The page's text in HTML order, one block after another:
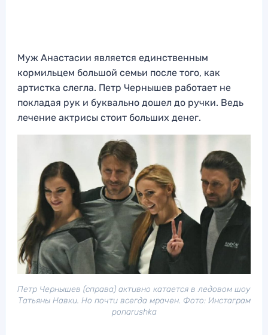
Муж Анастасии является единственным
кормильцем большой семьи после того, как
артистка слегла. Петр Чернышев работает не
покладая рук и буквально дошел до ручки. Ведь
лечение актрисы стоит больших денег.
Петр Чернышев (справа) активно катается в ледовом шоу
Татьяны Навки. Но почти всегда мрачен. Фото: Инстаграм
ponarushka